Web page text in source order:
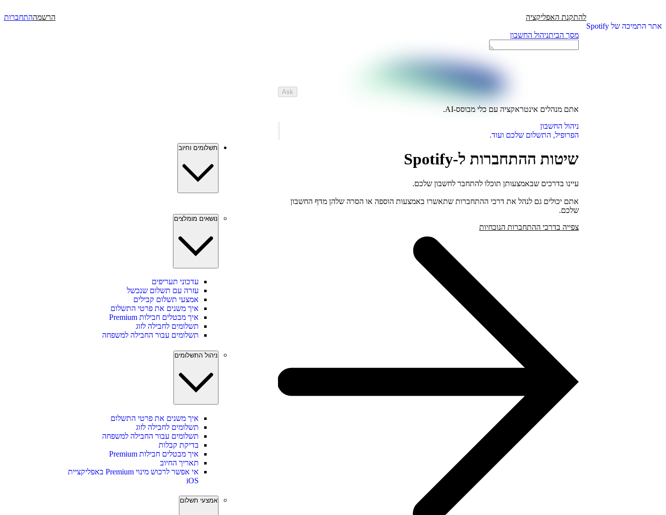
אתר התמיכה של Spotify
להתקנת האפליקציה הרשמההתחברות
מסך הביתניהול החשבון
Ask
אתם מנהלים אינטראקציה עם כלי מבוסס-AI.
ניהול החשבון
הפרופיל, התשלום שלכם ועוד.
שיטות ההתחברות ל-Spotify
עיינו בדרכים שבאמצעותן תוכלו להתחבר לחשבון שלכם.
אתם יכולים גם לנהל את דרכי ההתחברות שתאשרו באמצעות הוספה או הסרה שלהן מדף החשבון
שלכם.
צפייה בדרכי ההתחברות הנוכחיות
תשלומים וחיוב
נושאים מומלצים
עדכוני תעריפים
עזרה עם תשלום שנכשל
אמצעי תשלום קבילים
איך משנים את פרטי התשלום
איך מבטלים חבילות Premium
תשלומים לחבילה לזוג
תשלומים עבור החבילה למשפחה
ניהול התשלומים
איך משנים את פרטי התשלום
תשלומים לחבילה לזוג
תשלומים עבור החבילה למשפחה
בדיקת קבלות
איך מבטלים חבילות Premium
תאריך החיוב
אי אפשר לרכוש מינוי Premium באפליקציית
iOS
אמצעי תשלום